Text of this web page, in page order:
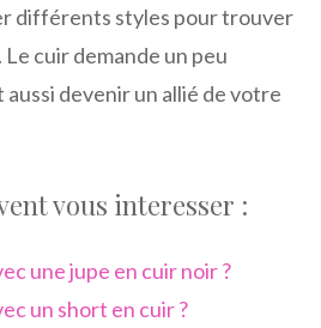
différents styles pour trouver
cuir demande un peu
aussi devenir un allié de votre
vous interesser :
une jupe en cuir noir ?
un short en cuir ?